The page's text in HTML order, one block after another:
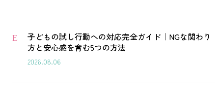
E
子どもの試し行動への対応完全ガイド｜NGな関わり
方と安心感を育む5つの方法
2026.08.06